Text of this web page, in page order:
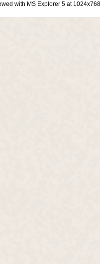
with MS Explorer 5 at